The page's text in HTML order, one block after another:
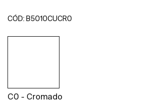
CÓD: B5010CUCR0
C0 - Cromado